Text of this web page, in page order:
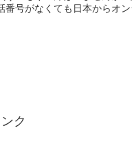
番号がなくても日本からオ
ク